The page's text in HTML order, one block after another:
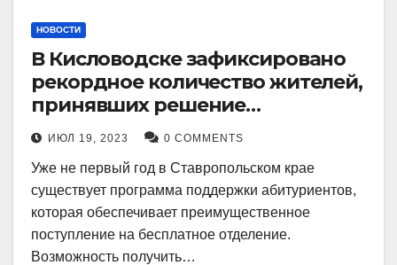
НОВОСТИ
В Кисловодске зафиксировано
рекордное количество жителей,
принявших решение
воспользоваться
установленными мерами, с
целью поступления в
медицинский вуз в районе.
ИЮЛ 19, 2023 0 COMMENTS
Уже не первый год в Ставропольском крае
существует программа поддержки абитуриентов,
которая обеспечивает преимущественное
поступление на бесплатное отделение.
Возможность получить…